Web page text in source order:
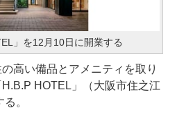
」を12月10日に開業する
高い備品とアメニティを取り
HOTEL」（大阪市住之江
。